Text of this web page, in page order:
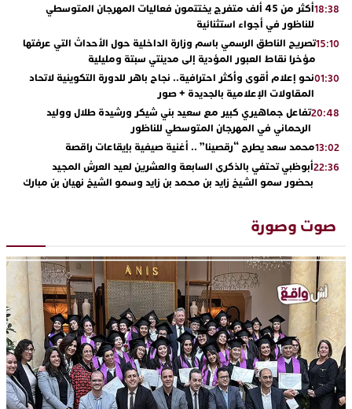
18:38
أكثر من 45 ألف متفرج يختتمون فعاليات المهرجان المتوسطي
للناظور في أجواء استثنائية
15:10تصريح الناطق الرسمي باسم وزارة الداخلية حول الأحداث التي عرفتها
مؤخرا نقاط العبور المؤدية إلى مدينتي سبتة ومليلية
01:30نحو إعلام أقوى وأكثر احترافية.. نجاح باهر للدورة التكوينية لاتحاد
المقاولات الإعلامية بالجديدة + صور
20:48تفاعل جماهيري كبير مع سعيد بني شيكر ورشيدة طلال ووليد
الرحماني في المهرجان المتوسطي للناظور
13:02محمد سعد يطرح “رقصينا” .. أغنية صيفية بإيقاعات راقصة
22:36أبوظبي تحتفي بالذكرى السابعة والعشرين لعيد العرش المجيد
بحضور سمو الشيخ زايد بن محمد بن زايد وسمو الشيخ نهيان بن مبارك
“كوفرة فالغيس”
19:11يقظة أمنية تنهي كابوس الفتاة القاصر: كواليس مثيرة لعملية تحرير
17:27 اتحاد المقاولات الإعلامية يقود قاطرة التكوين بالجديدة ويستضيف
الإعلامي سعيد بلفقير في دورة استثنائية
23:18ترسيخا لثقافة ترشيد الموارد المائية.. اختتام فعاليات النسخة الثانية
من “القرية الذكية للماء” بمركز الاصطياف ببوزنيقة
صوت وصورة